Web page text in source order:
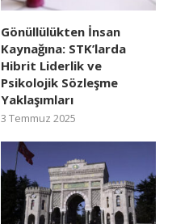
Gönüllülükten İnsan
Kaynağına: STK’larda
Hibrit Liderlik ve
Psikolojik Sözleşme
Yaklaşımları
3 Temmuz 2025